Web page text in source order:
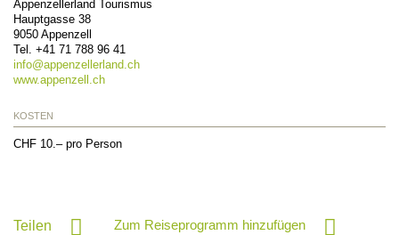
Appenzellerland Tourismus
Hauptgasse 38
9050 Appenzell
Tel. +41 71 788 96 41
info@appenzellerland.ch
www.appenzell.ch
KOSTEN
CHF 10.– pro Person
Teilen Zum Reiseprogramm hinzufügen